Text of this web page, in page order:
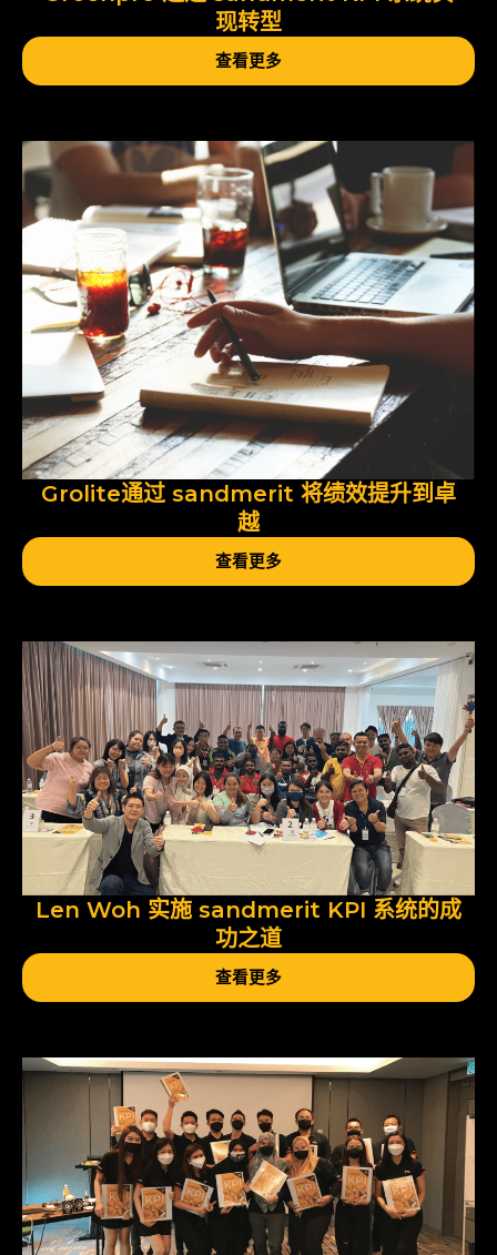
现转型
查看更多
Grolite通过 sandmerit 将绩效提升到卓
越
查看更多
Len Woh 实施 sandmerit KPI 系统的成
功之道
查看更多